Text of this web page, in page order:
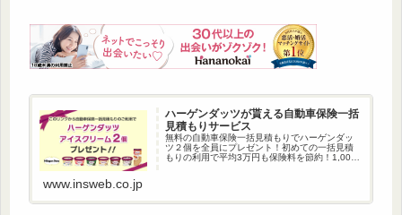
ハーゲンダッツが貰える自動車保険一括
見積もりサービス
無料の自動車保険一括見積もりでハーゲンダッ
ツ２個を全員にプレゼント！初めての一括見積
もりの利用で平均3万円も保険料を節約！1,000
www.insweb.co.jp